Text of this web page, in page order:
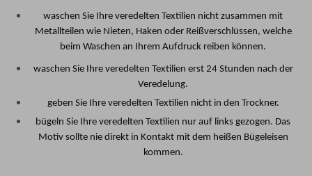
waschen Sie Ihre veredelten Textilien nicht zusammen mit
Metallteilen wie Nieten, Haken oder Reißverschlüssen, welche
beim Waschen an Ihrem Aufdruck reiben können.
waschen Sie Ihre veredelten Textilien erst 24 Stunden nach der
Veredelung.
geben Sie Ihre veredelten Textilien nicht in den Trockner.
bügeln Sie Ihre veredelten Textilien nur auf links gezogen. Das
Motiv sollte nie direkt in Kontakt mit dem heißen Bügeleisen
kommen.